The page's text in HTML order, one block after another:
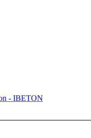
- IBETON